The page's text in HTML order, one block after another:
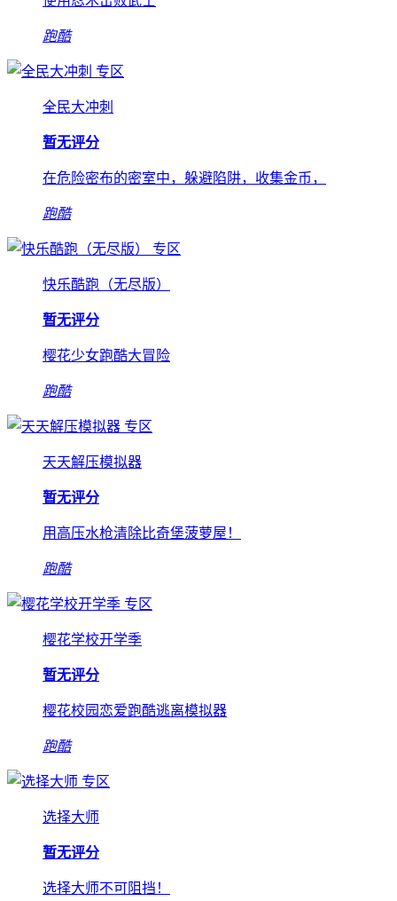
跑酷
专区
全民大冲刺
暂无评分
在危险密布的密室中，躲避陷阱，收集金币，
跑酷
专区
快乐酷跑（无尽版）
暂无评分
樱花少女跑酷大冒险
跑酷
专区
天天解压模拟器
暂无评分
用高压水枪清除比奇堡菠萝屋！
跑酷
专区
樱花学校开学季
暂无评分
樱花校园恋爱跑酷逃离模拟器
跑酷
专区
选择大师
暂无评分
选择大师不可阻挡！